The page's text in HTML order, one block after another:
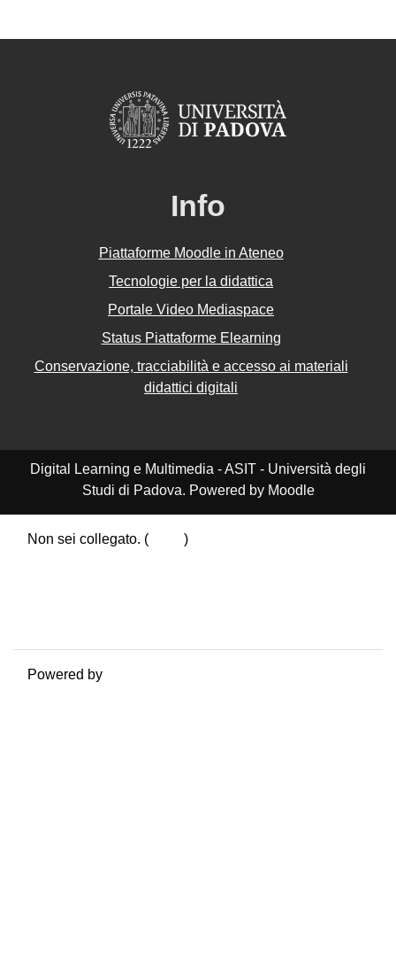
Info
Piattaforme Moodle in Ateneo
Tecnologie per la didattica
Portale Video Mediaspace
Status Piattaforme Elearning
Conservazione, tracciabilità e accesso ai materiali
didattici digitali
Digital Learning e Multimedia - ASIT - Università degli
Studi di Padova. Powered by Moodle
Non sei collegato. (
)
Powered by